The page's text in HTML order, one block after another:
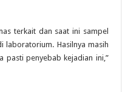
terkait dan saat ini sampel
laboratorium. Hasilnya masih
pasti penyebab kejadian ini,”